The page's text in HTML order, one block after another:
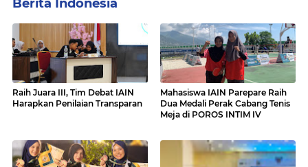
Berita Indonesia
Raih Juara III, Tim Debat IAIN
Harapkan Penilaian Transparan
Mahasiswa IAIN Parepare Raih
Dua Medali Perak Cabang Tenis
Meja di POROS INTIM IV